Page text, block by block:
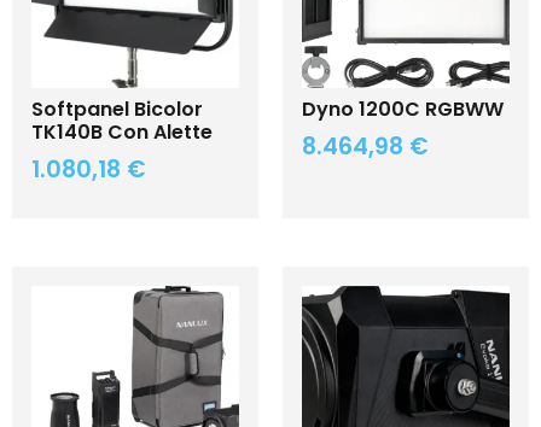
Softpanel Bicolor
TK140B Con Alette
1.080,18 €
Dyno 1200C RGBWW
8.464,98 €